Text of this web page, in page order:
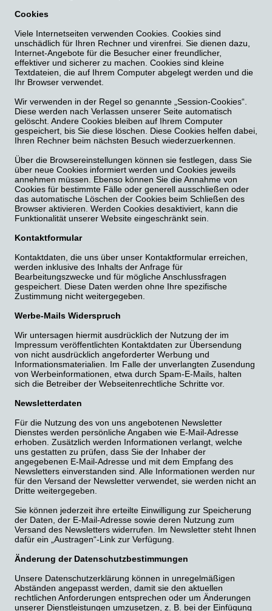
Cookies
Viele Internetseiten verwenden Cookies. Cookies sind
unschädlich für Ihren Rechner und virenfrei. Sie dienen dazu,
Internet-Angebote für die Besucher einer freundlicher,
effektiver und sicherer zu machen. Cookies sind kleine
Textdateien, die auf Ihrem Computer abgelegt werden und die
Ihr Browser verwendet.
Wir verwenden in der Regel so genannte „Session-Cookies“.
Diese werden nach Verlassen unserer Seite automatisch
gelöscht. Andere Cookies bleiben auf Ihrem Computer
gespeichert, bis Sie diese löschen. Diese Cookies helfen dabei,
Ihren Rechner beim nächsten Besuch wiederzuerkennen.
Über die Browsereinstellungen können sie festlegen, dass Sie
über neue Cookies informiert werden und Cookies jeweils
annehmen müssen. Ebenso können Sie die Annahme von
Cookies für bestimmte Fälle oder generell ausschließen oder
das automatische Löschen der Cookies beim Schließen des
Browser aktivieren. Werden Cookies desaktiviert, kann die
Funktionalität unserer Website eingeschränkt sein.
Kontaktformular
Kontaktdaten, die uns über unser Kontaktformular erreichen,
werden inklusive des Inhalts der Anfrage für
Bearbeitungszwecke und für mögliche Anschlussfragen
gespeichert. Diese Daten werden ohne Ihre spezifische
Zustimmung nicht weitergegeben.
Werbe-Mails Widerspruch
Wir untersagen hiermit ausdrücklich der Nutzung der im
Impressum veröffentlichten Kontaktdaten zur Übersendung
von nicht ausdrücklich angeforderter Werbung und
Informationsmaterialien. Im Falle der unverlangten Zusendung
von Werbeinformationen, etwa durch Spam-E-Mails, halten
sich die Betreiber der Webseitenrechtliche Schritte vor.
Newsletterdaten
Für die Nutzung des von uns angebotenen Newsletter
Dienstes werden persönliche Angaben wie E-Mail-Adresse
erhoben. Zusätzlich werden Informationen verlangt, welche
uns gestatten zu prüfen, dass Sie der Inhaber der
angegebenen E-Mail-Adresse und mit dem Empfang des
Newsletters einverstanden sind. Alle Informationen werden nur
für den Versand der Newsletter verwendet, sie werden nicht an
Dritte weitergegeben.
Sie können jederzeit ihre erteilte Einwilligung zur Speicherung
der Daten, der E-Mail-Adresse sowie deren Nutzung zum
Versand des Newsletters widerrufen. Im Newsletter steht Ihnen
dafür ein „Austragen“-Link zur Verfügung.
Änderung der Datenschutzbestimmungen
Unsere Datenschutzerklärung können in unregelmäßigen
Abständen angepasst werden, damit sie den aktuellen
rechtlichen Anforderungen entsprechen oder um Änderungen
unserer Dienstleistungen umzusetzen, z. B. bei der Einfügung